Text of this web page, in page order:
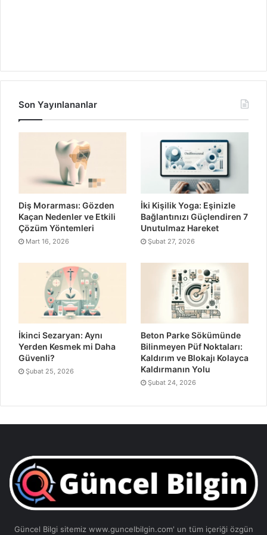
Son Yayınlananlar
Diş Morarması: Gözden
Kaçan Nedenler ve Etkili
Çözüm Yöntemleri
Mart 16, 2026
İki Kişilik Yoga: Eşinizle
Bağlantınızı Güçlendiren 7
Unutulmaz Hareket
Şubat 27, 2026
İkinci Sezaryan: Aynı
Yerden Kesmek mi Daha
Güvenli?
Şubat 25, 2026
Beton Parke Sökümünde
Bilinmeyen Püf Noktaları:
Kaldırım ve Blokajı Kolayca
Kaldırmanın Yolu
Şubat 24, 2026
Güncel Bilgi sitemiz www.guncelbilgin.com' un tüm içeriği özgün